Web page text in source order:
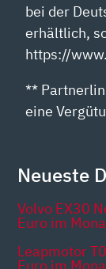
bei der
erhältlich,
https://
**
eine
Neueste
Volvo EX30
Euro im
Leapmotor
Euro im